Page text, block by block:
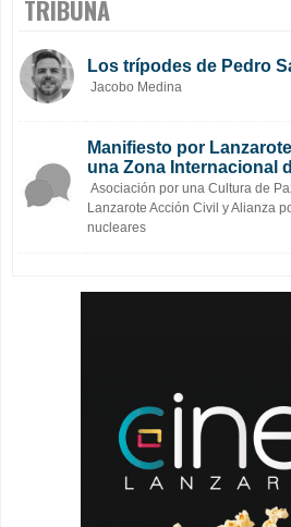
TRIBUNA
Los trípodes de Pedro
Jacobo Medina
Manifiesto por
una Zona Internacional
Asociación por una Cultura de
Lanzarote Acción Civil y Alianza
nucleares